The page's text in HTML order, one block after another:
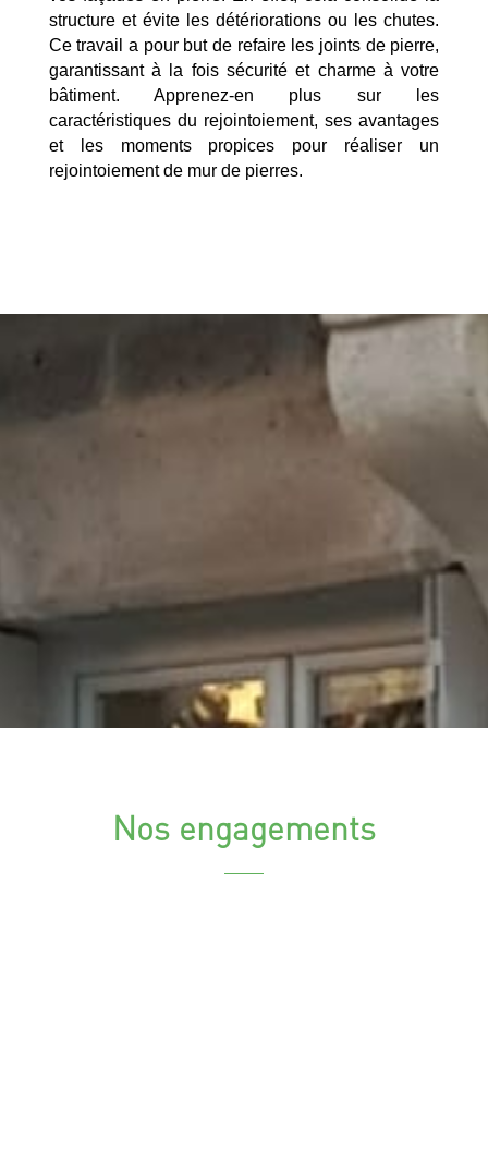
structure et évite les détériorations ou les chutes.
Ce travail a pour but de refaire les joints de pierre,
garantissant à la fois sécurité et charme à votre
bâtiment. Apprenez-en plus sur les
caractéristiques du rejointoiement, ses avantages
et les moments propices pour réaliser un
rejointoiement de mur de pierres.
Nos engagements